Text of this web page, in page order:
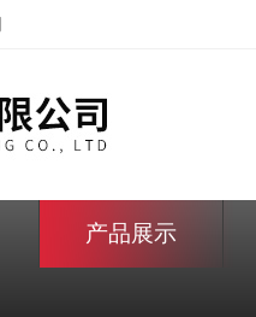
产品展示